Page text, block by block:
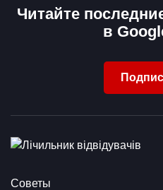
Читайте
в
Советы